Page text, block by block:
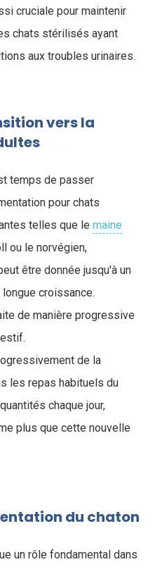
cruciale pour maintenir
chats stérilisés ayant
aux troubles urinaires.
vers la
temps de passer
pour chats
telles que le maine
ou le norvégien,
être donnée jusqu'à un
croissance.
de manière progressive
de la
les repas habituels du
chaque jour,
plus que cette nouvelle
du chaton
un rôle fondamental dans